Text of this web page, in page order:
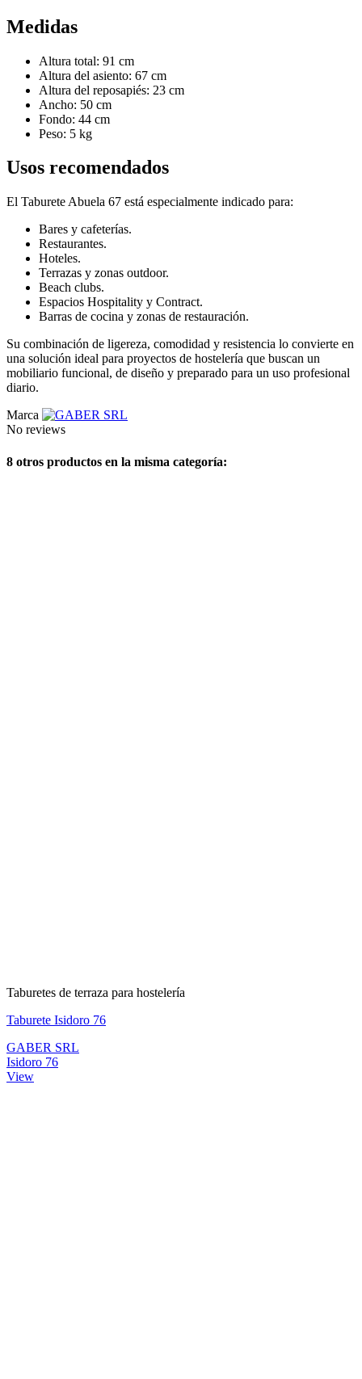
Medidas
Altura total: 91 cm
Altura del asiento: 67 cm
Altura del reposapiés: 23 cm
Ancho: 50 cm
Fondo: 44 cm
Peso: 5 kg
Usos recomendados
El Taburete Abuela 67 está especialmente indicado para:
Bares y cafeterías.
Restaurantes.
Hoteles.
Terrazas y zonas outdoor.
Beach clubs.
Espacios Hospitality y Contract.
Barras de cocina y zonas de restauración.
Su combinación de ligereza, comodidad y resistencia lo convierte en
una solución ideal para proyectos de hostelería que buscan un
mobiliario funcional, de diseño y preparado para un uso profesional
diario.
Marca
No reviews
8 otros productos en la misma categoría:
Taburetes de terraza para hostelería
Taburete Isidoro 76
GABER SRL
Isidoro 76
View